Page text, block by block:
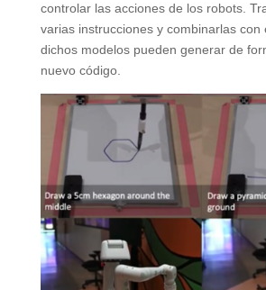
controlar las acciones de los robots.
varias instrucciones y combinarlas con
dichos modelos pueden generar de
nuevo código.